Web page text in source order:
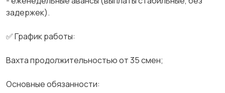
задержек).
✅ График работы:
Вахта продолжительностью от 35 смен;
Основные обязанности: